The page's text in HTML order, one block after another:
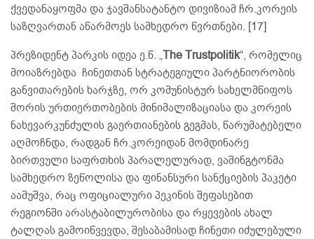
ქვედანაყოფმა და ჯავშანსატანტო დივიზიამ ჩრ.კორეის
საზღვართან აწარმოეს სამხედრო წვრთნები. [17]
პრეზიდენტ პარკის იდეა ე.წ. „The Trustpolitik“, რომელიც
მოიაზრებდა ჩინეთთან სტრატეგიული პარტნიორობის
განვითარების ხარჯზე, ორ კომუნისტურ სახელმწიფოს
შორის ურთიერთობების მინიმალიზაციასა და კორეის
ნახევარკუნძულის გაერთიანების გეგმას, წარუმატებელი
აღმოჩნდა, რადგან ჩრ.კორეიდან მომდინარე
ბირთვული საფრთხის პარალელურად, ვაშინგტონმა
სამხედრო ზეწოლისა და ფინანსური სანქციების პაკეტი
აამუშვა, რაც ოფიციალური პეკინის შეფასებით
რეგიონში არასტაბილურობისა და რყევების ახალ
ტალღას გამოიწვევდა, შესაბამისად ჩინეთი იძულებული